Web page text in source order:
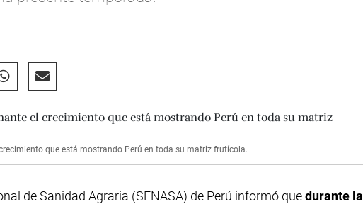
que está mostrando Perú en toda su matriz frutícola.
de Sanidad Agraria (SENASA) de Perú informó quedurante la